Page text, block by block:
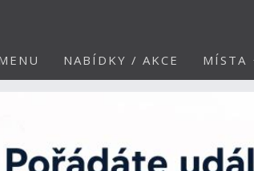
NABÍDKY / AKCE MÍSTA